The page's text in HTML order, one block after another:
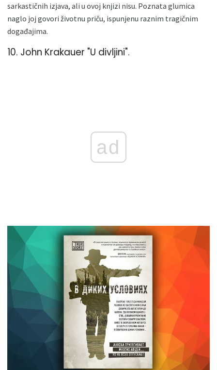
sarkastičnih izjava, ali u ovoj knjizi nisu. Poznata glumica
naglo joj govori životnu priču, ispunjenu raznim tragičnim
događajima.
10. John Krakauer "U divljini".
ad